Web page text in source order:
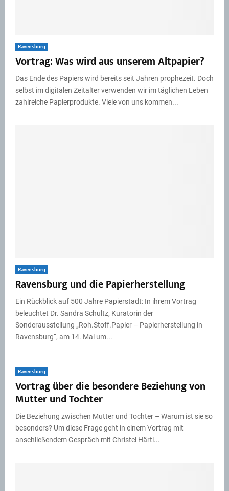
Ravensburg
Vortrag: Was wird aus unserem Altpapier?
Das Ende des Papiers wird bereits seit Jahren prophezeit. Doch
selbst im digitalen Zeitalter verwenden wir im täglichen Leben
zahlreiche Papierprodukte. Viele von uns kommen...
Ravensburg
Ravensburg und die Papierherstellung
Ein Rückblick auf 500 Jahre Papierstadt: In ihrem Vortrag
beleuchtet Dr. Sandra Schultz, Kuratorin der
Sonderausstellung „Roh.Stoff.Papier – Papierherstellung in
Ravensburg“, am 14. Mai um...
Ravensburg
Vortrag über die besondere Beziehung von
Mutter und Tochter
Die Beziehung zwischen Mutter und Tochter – Warum ist sie so
besonders? Um diese Frage geht in einem Vortrag mit
anschließendem Gespräch mit Christel Härtl...